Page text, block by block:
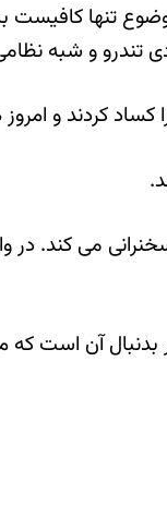
تنها
تندرو و شبه
کساد کردند و
می کند. در
بدنبال آن